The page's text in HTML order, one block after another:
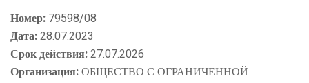
Номер: 79598/08
Дата:28.07.2023
Срок действия:27.07.2026
Организация:ОБЩЕСТВО С ОГРАНИЧЕННОЙ